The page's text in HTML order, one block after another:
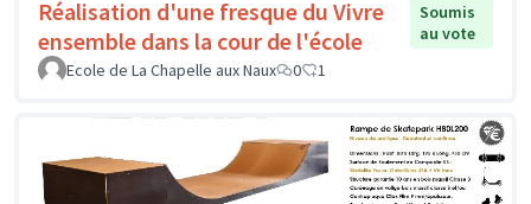
Réalisation d'une fresque du Vivre
ensemble dans la cour de l'école
Soumis
au vote
Ecole de La Chapelle aux Naux
0 1